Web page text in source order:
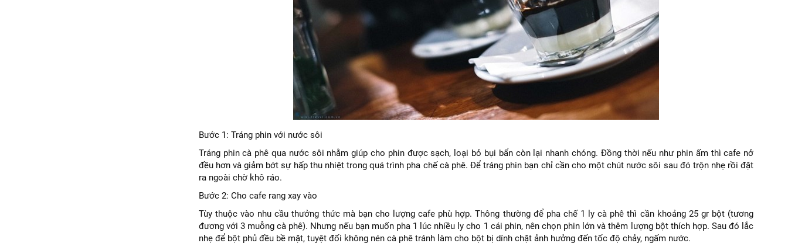
Bước 1: Tráng phin với nước sôi
Tráng phin cà phê qua nước sôi nhằm giúp cho phin được sạch, loại bỏ bụi bẩn còn lại nhanh chóng. Đồng thời nếu như phin ấm thì cafe nở
đều hơn và giảm bớt sự hấp thu nhiệt trong quá trình pha chế cà phê. Để tráng phin bạn chỉ cần cho một chút nước sôi sau đó trộn nhẹ rồi đặt
ra ngoài chờ khô ráo.
Bước 2: Cho cafe rang xay vào
Tùy thuộc vào nhu cầu thưởng thức mà bạn cho lượng cafe phù hợp. Thông thường để pha chế 1 ly cà phê thì cần khoảng 25 gr bột (tương
đương với 3 muỗng cà phê). Nhưng nếu bạn muốn pha 1 lúc nhiều ly cho 1 cái phin, nên chọn phin lớn và thêm lượng bột thích hợp. Sau đó lắc
nhẹ để bột phủ đều bề mặt, tuyệt đối không nén cà phê tránh làm cho bột bị dính chặt ảnh hưởng đến tốc độ chảy, ngấm nước.